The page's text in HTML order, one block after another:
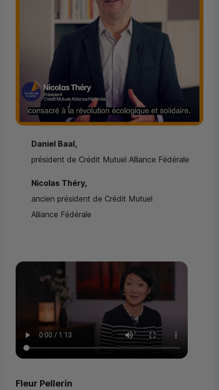
Daniel Baal,
président de Crédit Mutuel Alliance Fédérale
Nicolas Théry,
ancien président de Crédit Mutuel
Alliance Fédérale
Fleur Pellerin